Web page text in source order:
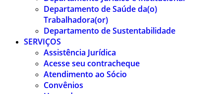
Departamento de Saúde da(o)
Trabalhadora(or)
Departamento de Sustentabilidade
SERVIÇOS
Assistência Jurídica
Acesse seu contracheque
Atendimento ao Sócio
Convênios